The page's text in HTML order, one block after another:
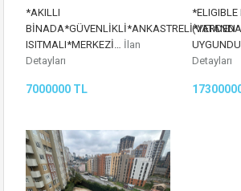
*AKILLI
BİNADA*GÜVENLİKLİ*ANKASTRELİ*YERDEN
ISITMALI*MERKEZİ… İlan
Detayları
7000000 TL
*ELIGIBLE
Detayları